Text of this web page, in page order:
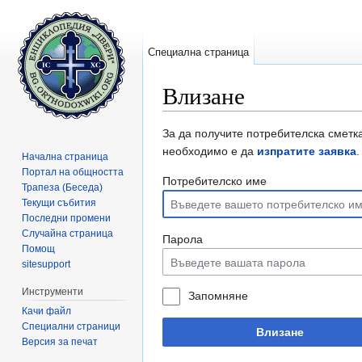
Влизане
За да получите потребителска
необходимо е да изпратите заявка.
Потребителско име
Парола
Запомняне
Влизане
Специална страница
Начална страница
Портал на общността
Трапеза (Беседа)
Текущи събития
Последни промени
Случайна страница
Помощ
sitesupport
Инструменти
Качи файл
Специални страници
Версия за печат